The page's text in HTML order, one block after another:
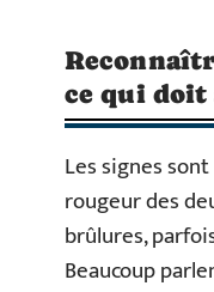
ce qui
Les signes
rougeur des
brûlures,
Beaucoup